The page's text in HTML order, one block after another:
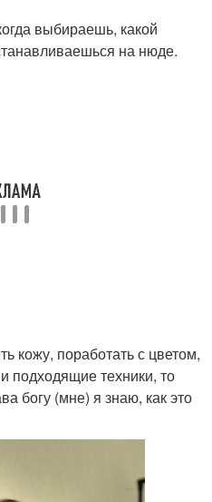
выбираешь, какой
на нюде.
кожу, поработать с цветом,
подходящие техники, то
богу (мне) я знаю, как это